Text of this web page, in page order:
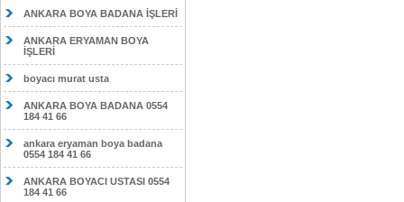
ANKARA BOYA BADANA İŞLERİ
ANKARA ERYAMAN BOYA
İŞLERİ
boyacı murat usta
ANKARA BOYA BADANA 0554
184 41 66
ankara eryaman boya badana
0554 184 41 66
ANKARA BOYACI USTASI 0554
184 41 66